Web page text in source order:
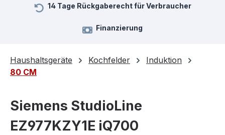
14 Tage Rückgaberecht für Verbraucher
Finanzierung
Haushaltsgeräte Kochfelder
Induktion
80 CM
Siemens StudioLine
EZ977KZY1E iQ700